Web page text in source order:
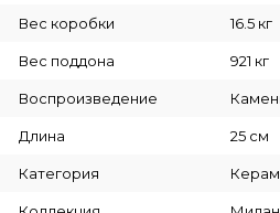
Вес коробки 16.5 кг
Вес поддона 921 кг
Воспроизведение
Длина 25 см
Категория